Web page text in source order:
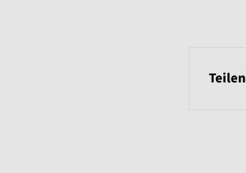
Teilen